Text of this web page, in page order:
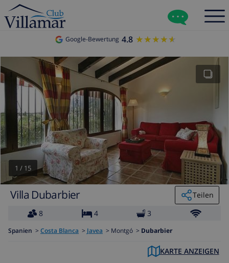
Google-Bewertung 4.8 ★★★★★
★★★★★
1 / 15
Villa Dubarbier
Teilen
8
4 3
Spanien > Costa Blanca > Javea > Montgó > Dubarbier
KARTE ANZEIGEN